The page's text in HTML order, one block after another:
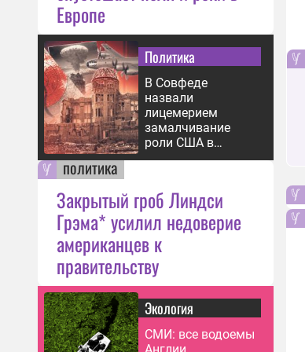
Европе
Политика
В Совфеде
назвали
лицемерием
замалчивание
роли США в
бомбардировке
политика
Закрытый гроб Линдси
Грэма* усилил недоверие
американцев к
правительству
Экология
СМИ: все водоемы